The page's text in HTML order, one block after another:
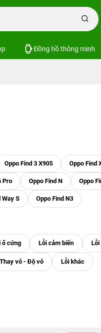
Đồng hồ thông minh
Oppo Find 3 X905 Oppo Find
Pro Oppo Find N Oppo
Way S Oppo Find N3